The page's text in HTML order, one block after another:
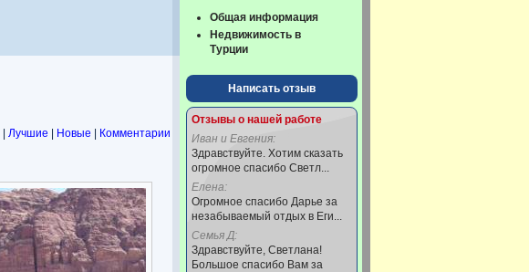
Лучшие Новые
Комментарии
Общая информация
Недвижимость в
Турции
Написать отзыв
Отзывы о нашей работе
Иван и Евгения:
Здравствуйте. Хотим сказать
огромное спасибо Светл...
Елена:
Огромное спасибо Дарье за
незабываемый отдых в Еги...
Семья Д:
Здравствуйте, Светлана!
Большое спасибо Вам за